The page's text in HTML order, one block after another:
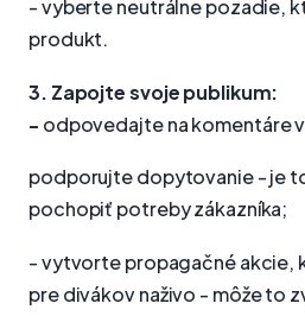
- vyberte neutrálne pozadie,
produkt.
3. Zapojte svoje publikum:
- odpovedajte na komentáre
podporujte dopytovanie - je
pochopiť potreby zákazníka;
- vytvorte propagačné akcie,
pre divákov naživo - môže to